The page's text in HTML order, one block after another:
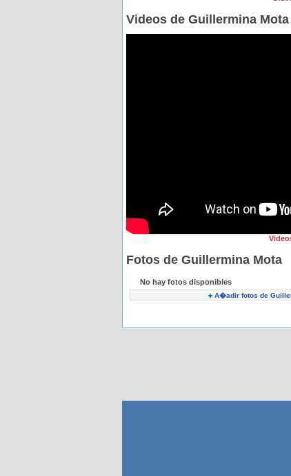
Videos de Guillermina Mota
Fotos de Guillermina Mota
No hay fotos disponibles
A�adir fotos de